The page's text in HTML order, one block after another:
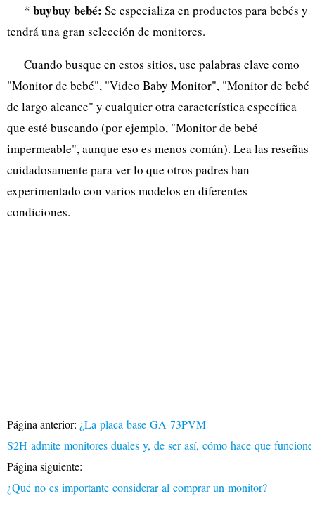
* buybuy bebé: Se especializa en productos para bebés y
tendrá una gran selección de monitores.
Cuando busque en estos sitios, use palabras clave como
"Monitor de bebé", "Video Baby Monitor", "Monitor de bebé
de largo alcance" y cualquier otra característica específica
que esté buscando (por ejemplo, "Monitor de bebé
impermeable", aunque eso es menos común). Lea las reseñas
cuidadosamente para ver lo que otros padres han
experimentado con varios modelos en diferentes
condiciones.
Página anterior: ¿La placa base GA-73PVM-
S2H admite monitores duales y, de ser así, cómo hace que
Página siguiente:
¿Qué no es importante considerar al comprar un monitor?